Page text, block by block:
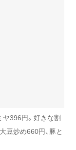
ヤ396円。好きな割
豆炒め660円、豚と